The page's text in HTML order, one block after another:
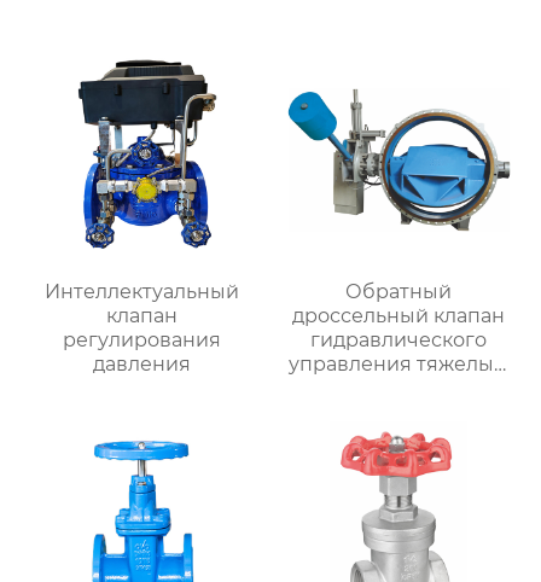
Интеллектуальный
клапан
регулирования
давления
Обратный
дроссельный клапан
гидравлического
управления тяжелым